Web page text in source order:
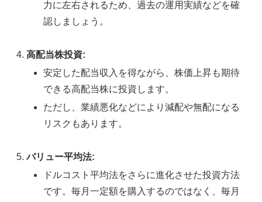
力に左右されるため、過去の運用実績などを確
認しましょう。
高配当株投資:
安定した配当収入を得ながら、株価上昇も期待
できる高配当株に投資します。
ただし、業績悪化などにより減配や無配になる
リスクもあります。
バリュー平均法:
ドルコスト平均法をさらに進化させた投資方法
です。毎月一定額を購入するのではなく、毎月